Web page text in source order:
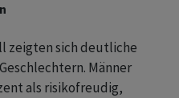
zeigten sich deutliche
Männer
als risikofreudig,